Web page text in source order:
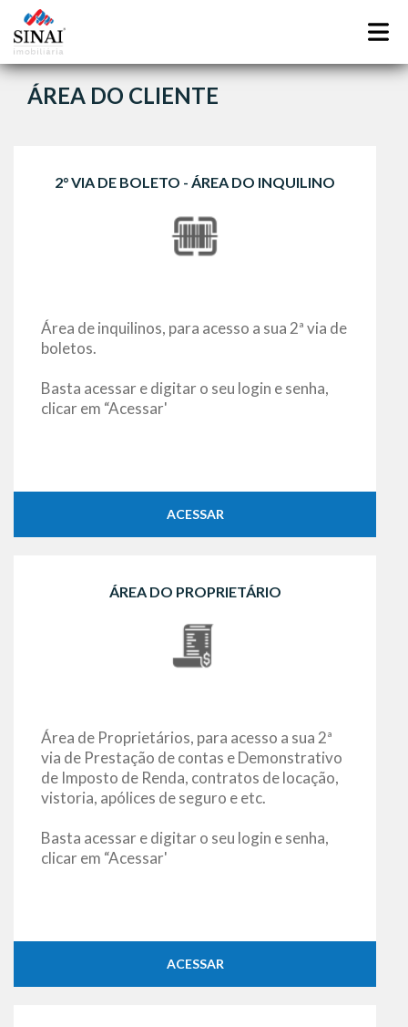
ÁREA DO CLIENTE
2° VIA DE BOLETO - ÁREA DO INQUILINO
Área de inquilinos, para acesso a sua 2ª via de
boletos.
Basta acessar e digitar o seu login e senha,
clicar em “Acessar'
ACESSAR
ÁREA DO PROPRIETÁRIO
Área de Proprietários, para acesso a sua 2ª
via de Prestação de contas e Demonstrativo
de Imposto de Renda, contratos de locação,
vistoria, apólices de seguro e etc.
Basta acessar e digitar o seu login e senha,
clicar em “Acessar'
ACESSAR